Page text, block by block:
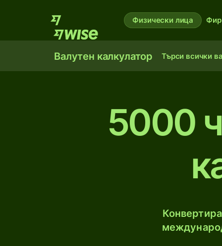
Физически лица
Валутен калкулатор Търси всички
5000